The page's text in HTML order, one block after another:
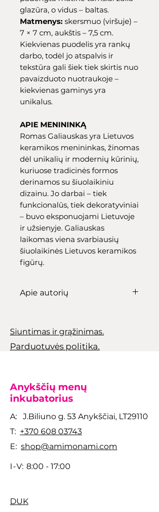
glazūra, o vidus – baltas.
Matmenys: skersmuo (viršuje) –
7 × 7 cm, aukštis – 7,5 cm.
Kiekvienas puodelis yra rankų
darbo, todėl jo atspalvis ir
tekstūra gali šiek tiek skirtis nuo
pavaizduoto nuotraukoje –
kiekvienas gaminys yra
unikalus.
APIE MENININKĄ
Romas Galiauskas yra Lietuvos
keramikos menininkas, žinomas
dėl unikalių ir modernių kūrinių,
kuriuose tradicinės formos
derinamos su šiuolaikiniu
dizainu. Jo darbai – tiek
funkcionalūs, tiek dekoratyviniai
– buvo eksponuojami Lietuvoje
ir užsienyje. Galiauskas
laikomas viena svarbiausių
šiuolaikinės Lietuvos keramikos
figūrų.
Apie autorių
išskirtinių ir šiuolaikiškų
darbų, kuriuose derinamos
Jo kūriniai – tiek funkcionalūs,
tiek dekoratyviniai – buvo
užsienyje. Galiauskas
laikomas viena svarbiausių
šiuolaikinės Lietuvos
Siuntimas ir grąžinimas.
Parduotuvės politika.
Anykščių menų
inkubatorius
A: J.Biliuno g. 53 Anykščiai, LT29110
T: +370 608 03743
E: shop@amimonami.com
I-V: 8:00 - 17:00
DUK